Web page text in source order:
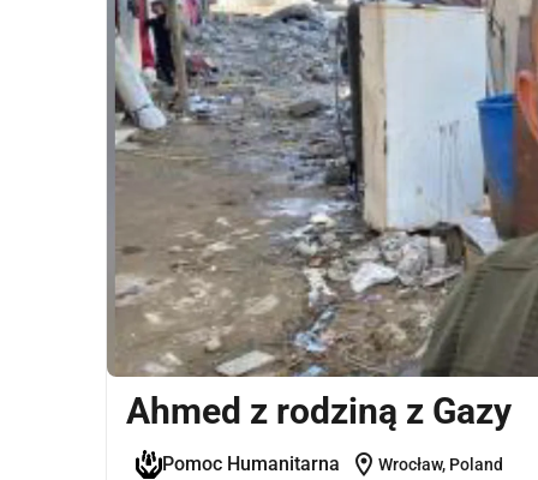
Ahmed z rodziną z Gazy
Pomoc Humanitarna location_on Wrocław, Poland